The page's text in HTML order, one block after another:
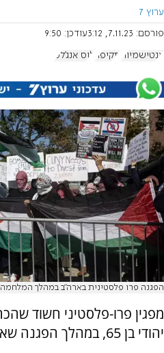
ערוץ 7
פורסם: 7.11.23, 3:12 עודכן: 9:50
אנטישמיות תקיפה לוס אנג'לס
הפגנה פרו פלסטינית בארה"ב במהלך המלחמה
מפגין פרו-פלסטיני חשוד
יהודי בן 65, במהלך הפגנה שאירעה בלוס אנג'לס.